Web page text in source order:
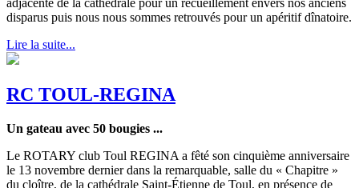
adjacente de la cathédrale pour un recueillement envers nos anciens
disparus puis nous nous sommes retrouvés pour un apéritif dînatoire.
Lire la suite...
RC TOUL-REGINA
Un gateau avec 50 bougies ...
Le ROTARY club Toul REGINA a fêté son cinquième anniversaire
le 13 novembre dernier dans la remarquable, salle du « Chapitre »
du cloître, de la cathédrale Saint-Étienne de Toul, en présence de